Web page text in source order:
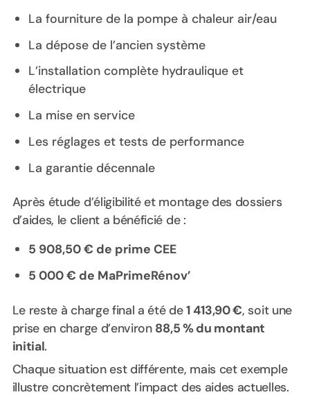
La fourniture de la pompe à chaleur air/eau
La dépose de l’ancien système
L’installation complète hydraulique et
électrique
La mise en service
Les réglages et tests de performance
La garantie décennale
Après étude d’éligibilité et montage des dossiers
d’aides, le client a bénéficié de :
5 908,50 € de prime CEE
5 000 € de MaPrimeRénov’
Le reste à charge final a été de1 413,90 €, soit une
prise en charge d’environ 88,5 % du montant
initial.
Chaque situation est différente, mais cet exemple
illustre concrètement l’impact des aides actuelles.